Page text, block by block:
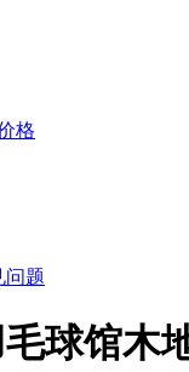
格
问题
球馆木